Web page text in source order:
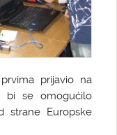
prijavio na
bi se omogućilo
strane Europske